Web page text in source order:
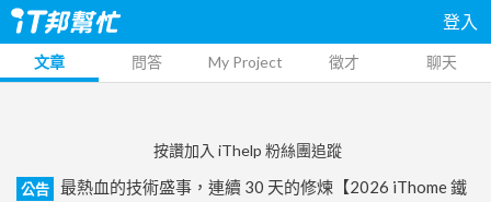
登入
文章 問答 My Project 徵才 聊天
按讚加入 iThelp 粉絲團追蹤
公告
最熱血的技術盛事，連續 30 天的修煉【2026 iThome 鐵